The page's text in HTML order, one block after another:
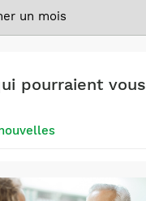
pourraient vous